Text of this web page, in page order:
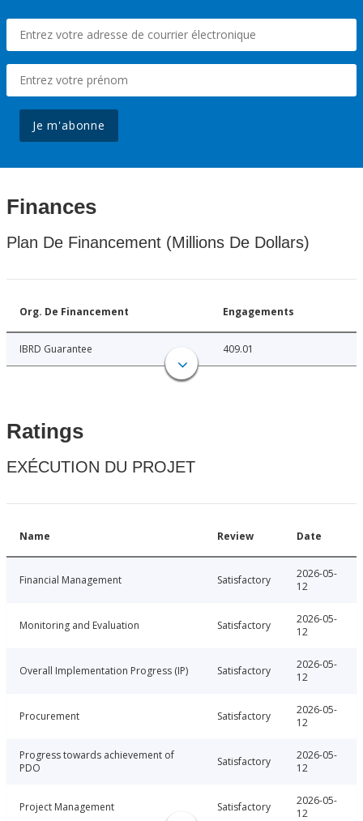
Je m'abonne
Finances
Plan De Financement (Millions De Dollars)
Org. De Financement Engagements
IBRD Guarantee 409.01
Ratings
EXÉCUTION DU PROJET
Name Review Date
Financial Management Satisfactory
2026-05-
12
Monitoring and Evaluation Satisfactory
2026-05-
12
Overall Implementation Progress (IP) Satisfactory
2026-05-
12
Procurement Satisfactory
2026-05-
12
Progress towards achievement of
PDO
Satisfactory
2026-05-
12
Project Management Satisfactory
2026-05-
12